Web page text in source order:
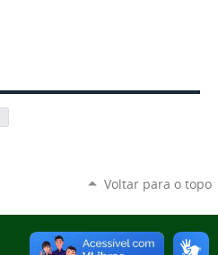
Voltar para o topo